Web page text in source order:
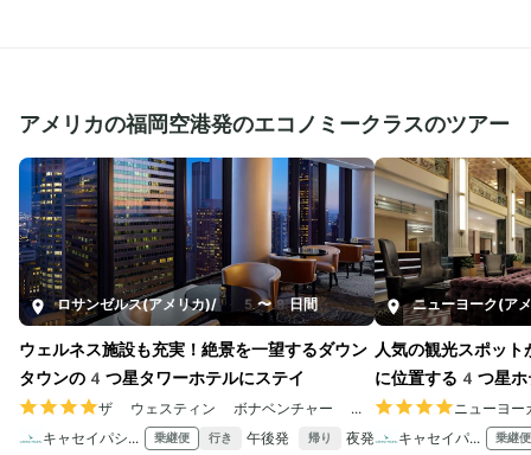
アメリカの福岡空港発のエコノミークラスのツアー
ロサンゼルス(アメリカ)/ 5〜8日間
ウェルネス施設も充実！絶景を一望するダウン
タウンの4つ星タワーホテルにステイ
ザ ウェスティン ボナベンチャー ホテル＆スイート
キャセイパシフィック航空
乗継便 行き 午後発 帰り 夜発
ニューヨーク(ア
人気の観光スポッ
に位置する4つ星ホ
ニューヨ
キャセイパシフィック航空
乗継便